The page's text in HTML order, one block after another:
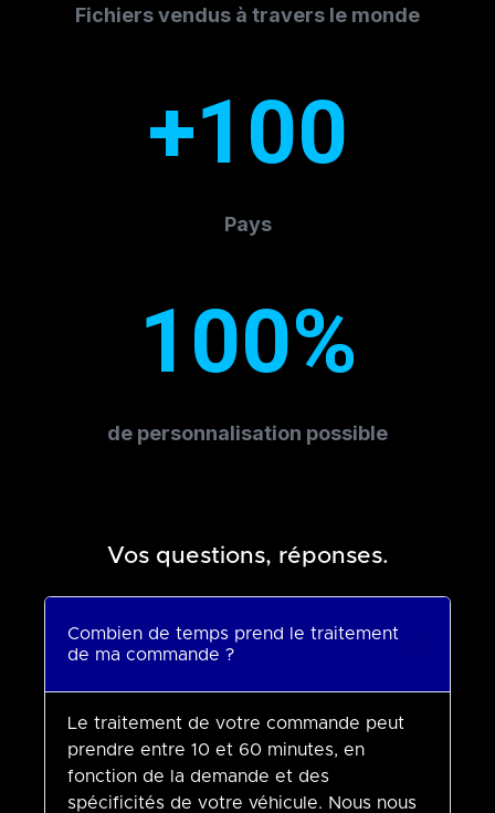
Fichiers vendus à travers le monde
+100
Pays
100%
de personnalisation possible
Vos questions, réponses.
Combien de temps prend le traitement
de ma commande ?
Le traitement de votre commande peut
prendre entre 10 et 60 minutes, en
fonction de la demande et des
spécificités de votre véhicule. Nous nous